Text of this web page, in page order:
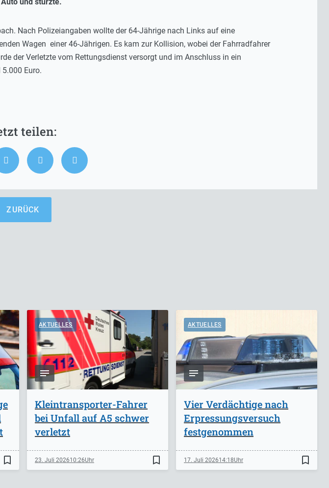
Nach Polizeiangaben wollte der 64-Jährige nach Links auf eine
Wagen einer 46-Jährigen. Es kam zur Kollision, wobei der Fahrradfahrer
der Verletzte vom Rettungsdienst versorgt und im Anschluss in ein
Euro.
ZURÜCK
bookmark_border
AKTUELLES
Kleintransporter-Fahrer
bei Unfall auf A5 schwer
verletzt
23. Juli 202610:26 bookmark_border
AKTUELLES
Vier Verdächtige nach
Erpressungsversuch
festgenommen
17. Juli 202614:18 bookmark_border